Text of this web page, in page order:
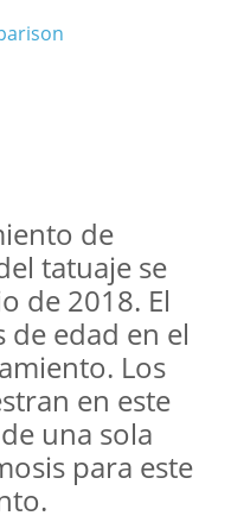
de
tatuaje se
de 2018. El
de edad en el
Los
en este
una sola
para este